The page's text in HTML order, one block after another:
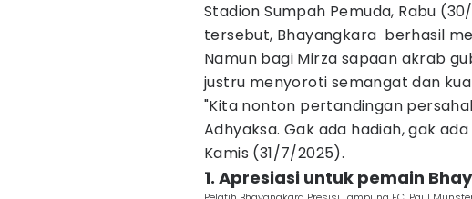
Stadion Sumpah Pemuda, Rabu
tersebut, Bhayangkara berhasil
Namun bagi Mirza sapaan akrab
justru menyoroti semangat dan
"Kita nonton pertandingan
Adhyaksa. Gak ada hadiah, gak
Kamis (31/7/2025).
1. Apresiasi untuk pemain